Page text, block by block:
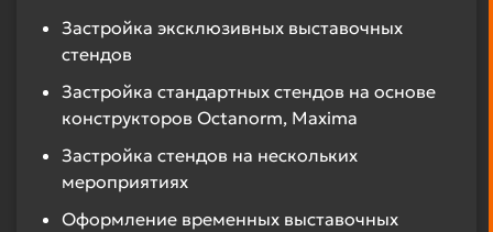
Застройка эксклюзивных выставочных
стендов
Застройка стандартных стендов на основе
конструкторов Octanorm, Maxima
Застройка стендов на нескольких
мероприятиях
Оформление временных выставочных